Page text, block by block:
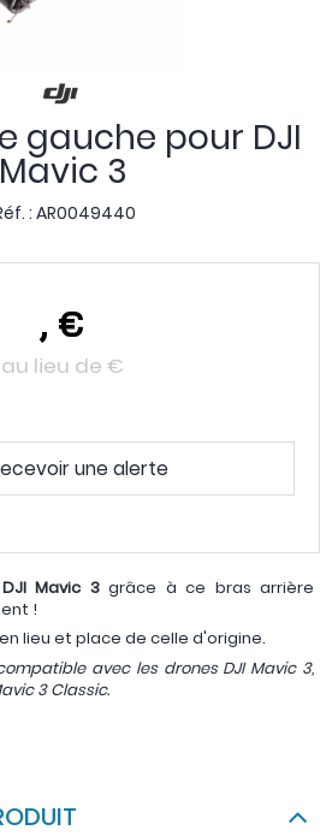
gauche pour DJI
Mavic 3
: AR0049440
, €
au lieu de €
une alerte
DJI Mavic 3grâce à ce bras arrière
!
lieu et place de celle d'origine.
avec les drones DJI Mavic 3,
3 Classic.